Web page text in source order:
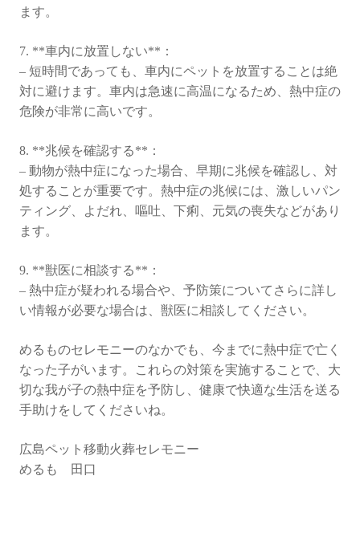
ます。
7. **車内に放置しない**：
– 短時間であっても、車内にペットを放置することは絶
対に避けます。車内は急速に高温になるため、熱中症の
危険が非常に高いです。
8. **兆候を確認する**：
– 動物が熱中症になった場合、早期に兆候を確認し、対
処することが重要です。熱中症の兆候には、激しいパン
ティング、よだれ、嘔吐、下痢、元気の喪失などがあり
ます。
9. **獣医に相談する**：
– 熱中症が疑われる場合や、予防策についてさらに詳し
い情報が必要な場合は、獣医に相談してください。
めるものセレモニーのなかでも、今までに熱中症で亡く
なった子がいます。これらの対策を実施することで、大
切な我が子の熱中症を予防し、健康で快適な生活を送る
手助けをしてくださいね。
広島ペット移動火葬セレモニー
めるも 田口